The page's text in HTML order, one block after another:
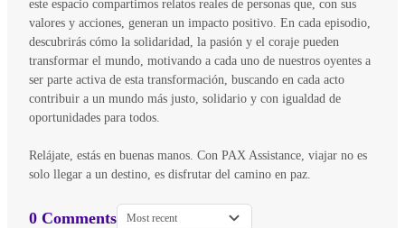
este espacio compartimos relatos reales de personas que, con sus
valores y acciones, generan un impacto positivo. En cada episodio,
descubrirás cómo la solidaridad, la pasión y el coraje pueden
transformar el mundo, motivando a cada uno de nuestros oyentes a
ser parte activa de esta transformación, buscando en cada acto
contribuir a un mundo más justo, solidario y con igualdad de
oportunidades para todos.
Relájate, estás en buenas manos. Con PAX Assistance, viajar no es
solo llegar a un destino, es disfrutar del camino en paz.
0 Comments Most recent